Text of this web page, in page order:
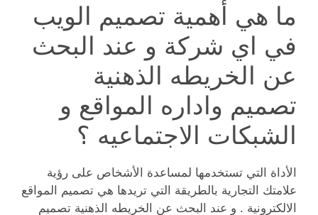
ما هي أهمية تصميم الويب
في اي شركة و عند البحث
عن الخريطه الذهنية
تصميم واداره المواقع و
الشبكات الاجتماعيه ؟
الأداة التي تستخدمها لمساعدة الأشخاص على رؤية
علامتك التجارية بالطريقة التي تريدها هي تصميم المواقع
الالكترونية . و عند البحث عن الخريطه الذهنية تصميم